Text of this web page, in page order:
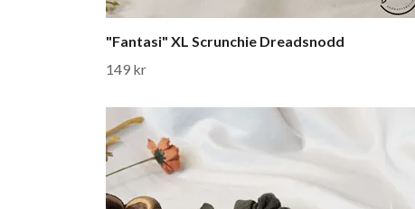
"Fantasi" XL Scrunchie Dreadsnodd
149 kr